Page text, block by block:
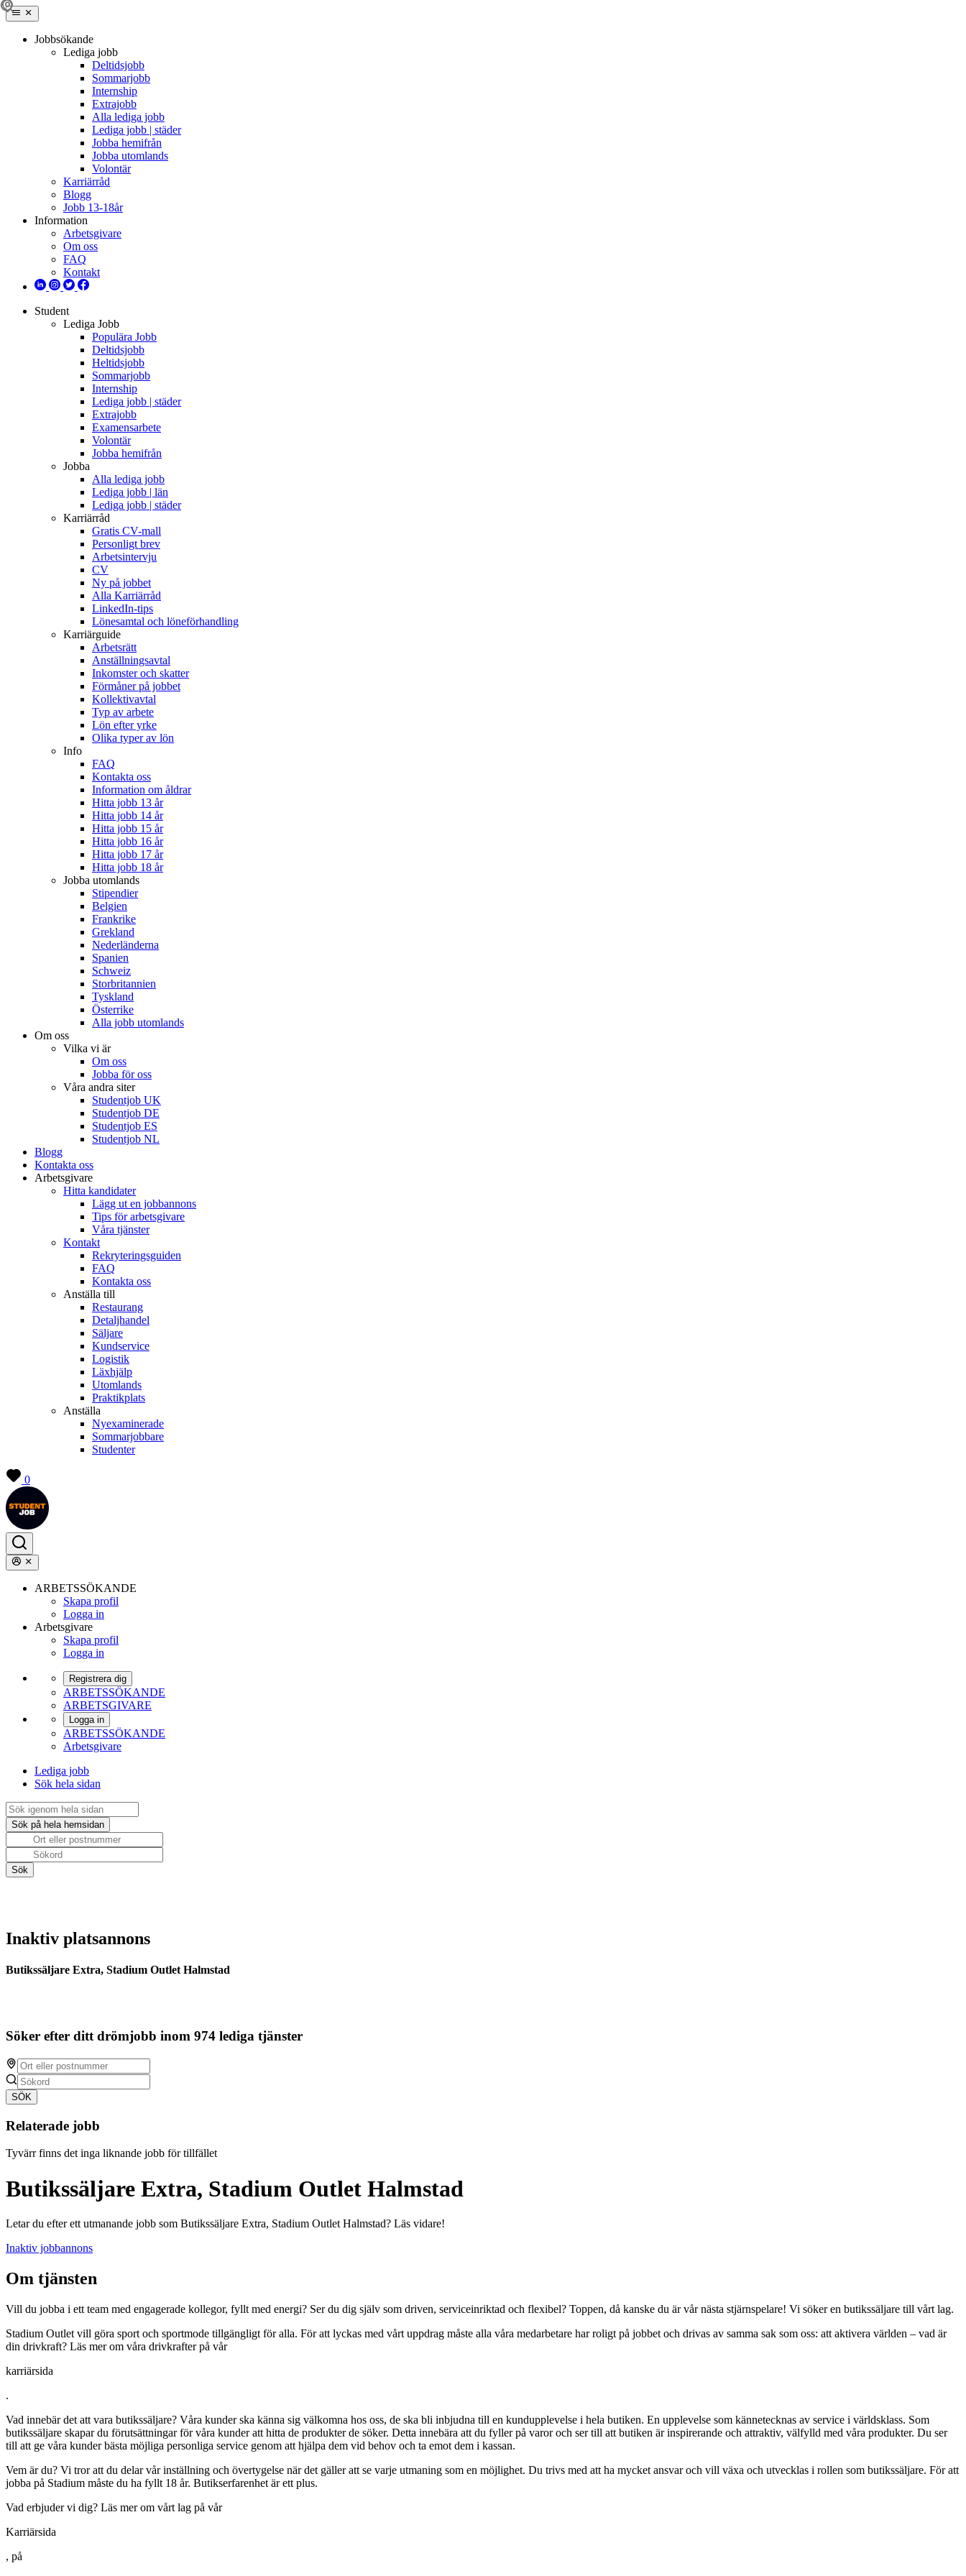
Jobbsökande
Lediga jobb
Deltidsjobb
Sommarjobb
Internship
Extrajobb
Alla lediga jobb
Lediga jobb | städer
Jobba hemifrån
Jobba utomlands
Volontär
Karriärråd
Blogg
Jobb 13-18år
Information
Arbetsgivare
Om oss
FAQ
Kontakt
Student
Lediga Jobb
Populära Jobb
Deltidsjobb
Heltidsjobb
Sommarjobb
Internship
Lediga jobb | städer
Extrajobb
Examensarbete
Volontär
Jobba hemifrån
Jobba
Alla lediga jobb
Lediga jobb | län
Lediga jobb | städer
Karriärråd
Gratis CV-mall
Personligt brev
Arbetsintervju
CV
Ny på jobbet
Alla Karriärråd
LinkedIn-tips
Lönesamtal och löneförhandling
Karriärguide
Arbetsrätt
Anställningsavtal
Inkomster och skatter
Förmåner på jobbet
Kollektivavtal
Typ av arbete
Lön efter yrke
Olika typer av lön
Info
FAQ
Kontakta oss
Information om åldrar
Hitta jobb 13 år
Hitta jobb 14 år
Hitta jobb 15 år
Hitta jobb 16 år
Hitta jobb 17 år
Hitta jobb 18 år
Jobba utomlands
Stipendier
Belgien
Frankrike
Grekland
Nederländerna
Spanien
Schweiz
Storbritannien
Tyskland
Österrike
Alla jobb utomlands
Om oss
Vilka vi är
Om oss
Jobba för oss
Våra andra siter
Studentjob UK
Studentjob DE
Studentjob ES
Studentjob NL
Blogg
Kontakta oss
Arbetsgivare
Hitta kandidater
Lägg ut en jobbannons
Tips för arbetsgivare
Våra tjänster
Kontakt
Rekryteringsguiden
FAQ
Kontakta oss
Anställa till
Restaurang
Detaljhandel
Säljare
Kundservice
Logistik
Läxhjälp
Utomlands
Praktikplats
Anställa
Nyexaminerade
Sommarjobbare
Studenter
0
ARBETSSÖKANDE
Skapa profil
Logga in
Arbetsgivare
Skapa profil
Logga in
Registrera dig
ARBETSSÖKANDE
ARBETSGIVARE
Logga in
ARBETSSÖKANDE
Arbetsgivare
Lediga jobb
Sök hela sidan
Inaktiv platsannons
Butikssäljare Extra, Stadium Outlet Halmstad
Söker efter ditt drömjobb inom 974 lediga tjänster
SÖK
Relaterade jobb
Tyvärr finns det inga liknande jobb för tillfället
Butikssäljare Extra, Stadium Outlet Halmstad
Letar du efter ett utmanande jobb som Butikssäljare Extra, Stadium Outlet Halmstad? Läs vidare!
Inaktiv jobbannons
Om tjänsten
Vill du jobba i ett team med engagerade kollegor, fyllt med energi? Ser du dig själv som driven, serviceinriktad och flexibel? Toppen, då kanske du är vår nästa stjärnspelare! Vi söker en butikssäljare till vårt lag.
Stadium Outlet vill göra sport och sportmode tillgängligt för alla. För att lyckas med vårt uppdrag måste alla våra medarbetare har roligt på jobbet och drivas av samma sak som oss: att aktivera världen – vad är
din drivkraft? Läs mer om våra drivkrafter på vår
karriärsida
.
Vad innebär det att vara butikssäljare? Våra kunder ska känna sig välkomna hos oss, de ska bli inbjudna till en kundupplevelse i hela butiken. En upplevelse som kännetecknas av service i världsklass. Som
butikssäljare skapar du förutsättningar för våra kunder att hitta de produkter de söker. Detta innebära att du fyller på varor och ser till att butiken är inspirerande och attraktiv, välfylld med våra produkter. Du ser
till att ge våra kunder bästa möjliga personliga service genom att hjälpa dem vid behov och ta emot dem i kassan.
Vem är du? Vi tror att du delar vår inställning och övertygelse när det gäller att se varje utmaning som en möjlighet. Du trivs med att ha mycket ansvar och vill växa och utvecklas i rollen som butikssäljare. För att
jobba på Stadium måste du ha fyllt 18 år. Butikserfarenhet är ett plus.
Vad erbjuder vi dig? Läs mer om vårt lag på vår
Karriärsida
, på